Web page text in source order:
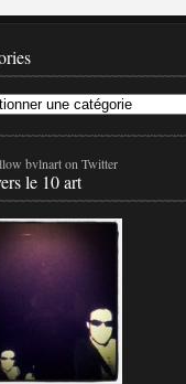
bvlnart on Twitter
le 10 art